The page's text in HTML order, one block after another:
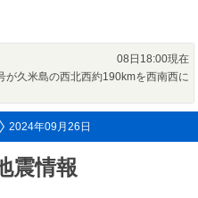
08日18:00現在
が久米島の西北西約190kmを西南西に
2024年09月26日
震情報